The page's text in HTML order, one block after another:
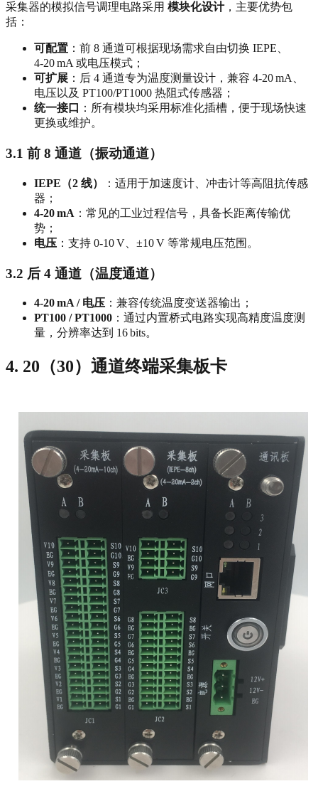
采集器的模拟信号调理电路采用 模块化设计，主要优势包
括：
可配置 ：前 8 通道可根据现场需求自由切换 IEPE、
4‑20 mA 或电压模式；
可扩展 ：后 4 通道专为温度测量设计，兼容 4‑20 mA、
电压以及 PT100/PT1000 热阻式传感器；
统一接口
：所有模块均采用标准化插槽，便于现场快速
更换或维护。
3.1 前 8 通道（振动通道）
IEPE（2 线）
：适用于加速度计、冲击计等高阻抗传感
器；
4‑20 mA ：常见的工业过程信号，具备长距离传输优
势；
电压 ：支持 0‑10 V、±10 V 等常规电压范围。
3.2 后 4 通道（温度通道）
4‑20 mA / 电压 ：兼容传统温度变送器输出；
PT100 / PT1000 ：通过内置桥式电路实现高精度温度测
量，分辨率达到 16 bits。
4. 20（30）通道终端采集板卡